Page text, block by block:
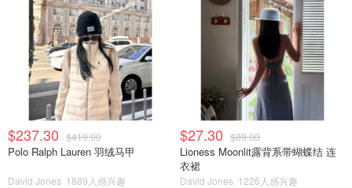
$237.30 $419.00
Polo Ralph Lauren 羽绒马甲
David Jones 1889人感兴趣
$27.30 $89.00
Lioness Moonlit露背系带蝴蝶结 连
衣裙
David Jones 1226人感兴趣